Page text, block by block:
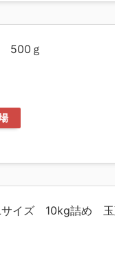
500ｇ
イズ 10kg詰め